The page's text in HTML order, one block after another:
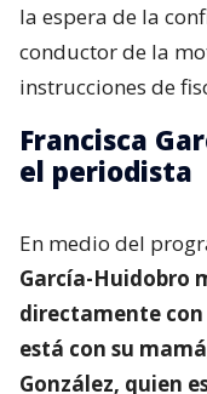
la espera de la
conductor de la
instrucciones de
Francisca
el periodista
En medio del
García-Huidobro
directamente con
está con su
González, quien